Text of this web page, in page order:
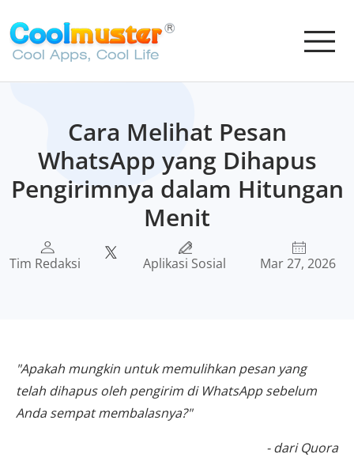
Cara Melihat Pesan
WhatsApp yang Dihapus
Pengirimnya dalam Hitungan
Menit
Tim Redaksi Aplikasi Sosial Mar 27, 2026
"Apakah mungkin untuk memulihkan pesan yang
telah dihapus oleh pengirim di WhatsApp sebelum
Anda sempat membalasnya?"
- dari Quora